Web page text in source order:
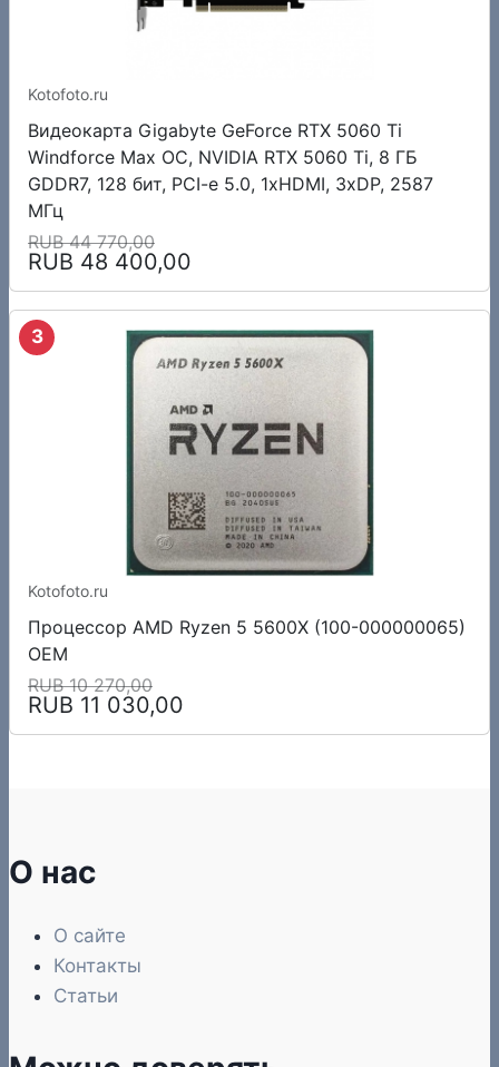
Kotofoto.ru
Видеокарта Gigabyte GeForce RTX 5060 Ti
Windforce Max OC, NVIDIA RTX 5060 Ti, 8 ГБ
GDDR7, 128 бит, PCI-e 5.0, 1xHDMI, 3xDP, 2587
МГц
RUB 44 770,00
RUB 48 400,00
3
Kotofoto.ru
Процессор AMD Ryzen 5 5600X (100-000000065)
OEM
RUB 10 270,00
RUB 11 030,00
О нас
О сайте
Контакты
Статьи